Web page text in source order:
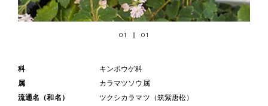
01 01
科
キンポウゲ科
属
カラマツソウ属
流通名（和名）
ツクシカラマツ（筑紫唐松）